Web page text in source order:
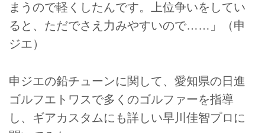
まうので軽くしたんです。上位争いをしてい
ると、ただでさえ力みやすいので……」（申
ジエ）
申ジエの鉛チューンに関して、愛知県の日進
ゴルフエトワスで多くのゴルファーを指導
し、ギアカスタムにも詳しい早川佳智プロに